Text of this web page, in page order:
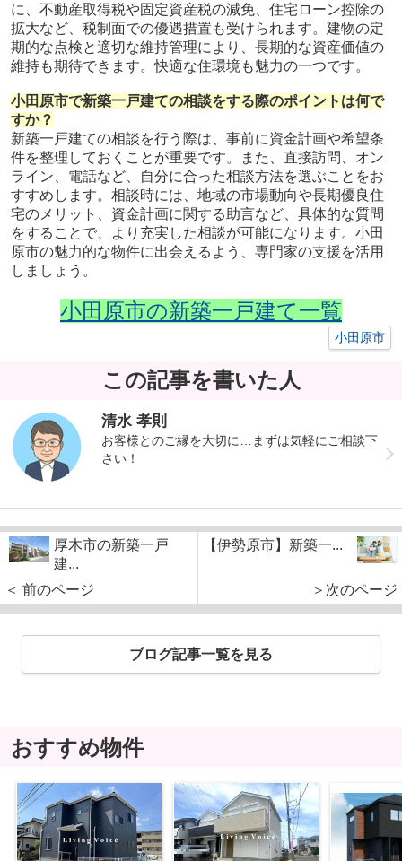
に、不動産取得税や固定資産税の減免、住宅ローン控除の
拡大など、税制面での優遇措置も受けられます。建物の定
期的な点検と適切な維持管理により、長期的な資産価値の
維持も期待できます。快適な住環境も魅力の一つです。
小田原市で新築一戸建ての相談をする際のポイントは何で
すか？
新築一戸建ての相談を行う際は、事前に資金計画や希望条
件を整理しておくことが重要です。また、直接訪問、オン
ライン、電話など、自分に合った相談方法を選ぶことをお
すすめします。相談時には、地域の市場動向や長期優良住
宅のメリット、資金計画に関する助言など、具体的な質問
をすることで、より充実した相談が可能になります。小田
原市の魅力的な物件に出会えるよう、専門家の支援を活用
しましょう。
小田原市の新築一戸建て一覧
小田原市
この記事を書いた人
清水 孝則
お客様とのご縁を大切に…まずは気軽にご相談下
さい！
厚木市の新築一戸
建...
＜ 前のページ
【伊勢原市】新築一...
＞次のページ
ブログ記事一覧を見る
おすすめ物件